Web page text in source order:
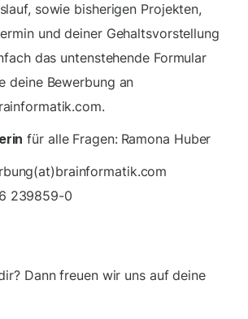
sowie bisherigen Projekten,
und deiner Gehaltsvorstellung
das untenstehende Formular
deine Bewerbung an
für alle Fragen: Ramona Huber
239859-0
Dann freuen wir uns auf deine